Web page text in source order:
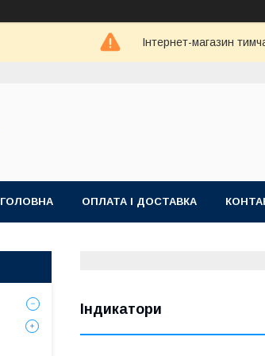
Інтернет-магазин
ГОЛОВНА ОПЛАТА І ДОСТАВКА
Індикатори